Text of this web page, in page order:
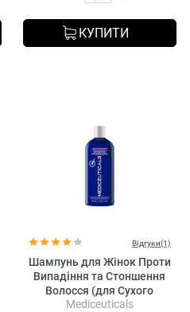
КУПИТИ
Відгуки(1)
Шампунь для Жінок Проти
Випадіння та Стоншення
Волосся (для Сухого
Волосся та Шкіри Голови)
Mediceuticals